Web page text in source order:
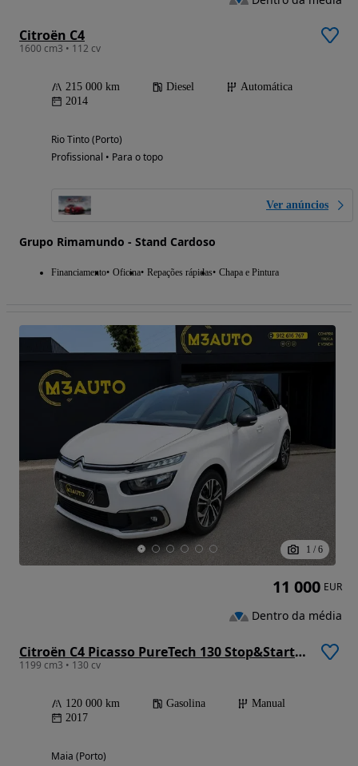
Citroën C4
1600 cm3 • 112 cv
215 000 km Diesel
Automática
2014
Rio Tinto (Porto)
Profissional • Para o topo
Ver anúncios
Grupo Rimamundo - Stand Cardoso
Financiamento Oficina Repações rápidas Chapa e Pintura
1 / 6
Citroën C4 Picasso PureTech 130 Stop&Start Exclusive
1199 cm3 • 130 cv
120 000 km Gasolina
Manual
2017
Maia (Porto)
11 000 EUR
Dentro da média